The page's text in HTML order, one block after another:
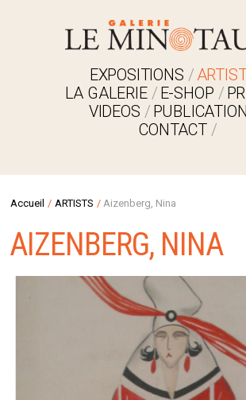
EXPOSITIONS
LA GALERIE
E-SHOP
VIDEOS
CONTACT
Accueil / ARTISTS / Aizenberg, Nina
AIZENBERG, NINA